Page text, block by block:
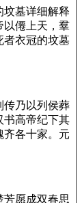
坟墓详细解释
以僊上天，羣
者衣冠的坟墓
传乃以列侯葬
书高帝纪下其
齐各十家。元
芳愿成双春思